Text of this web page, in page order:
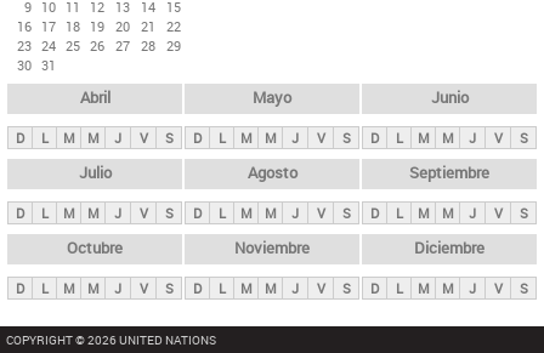
n
c
i
p
l
e
s
9 10 11 12 13 14
15
16 17 18 19 20 21
22
23 24 25 26 27 28 29
30 31
Abril
D L M M J V S
Mayo
D L M M J V S
Junio
D L M M J V S
Julio
D L M M J V S
Agosto
D L M M J V S
Septiembre
D L M M J V S
Octubre
D L M M J V S
Noviembre
D L M M J V S
Diciembre
D L M M J V S
COPYRIGHT © 2026 UNITED NATIONS